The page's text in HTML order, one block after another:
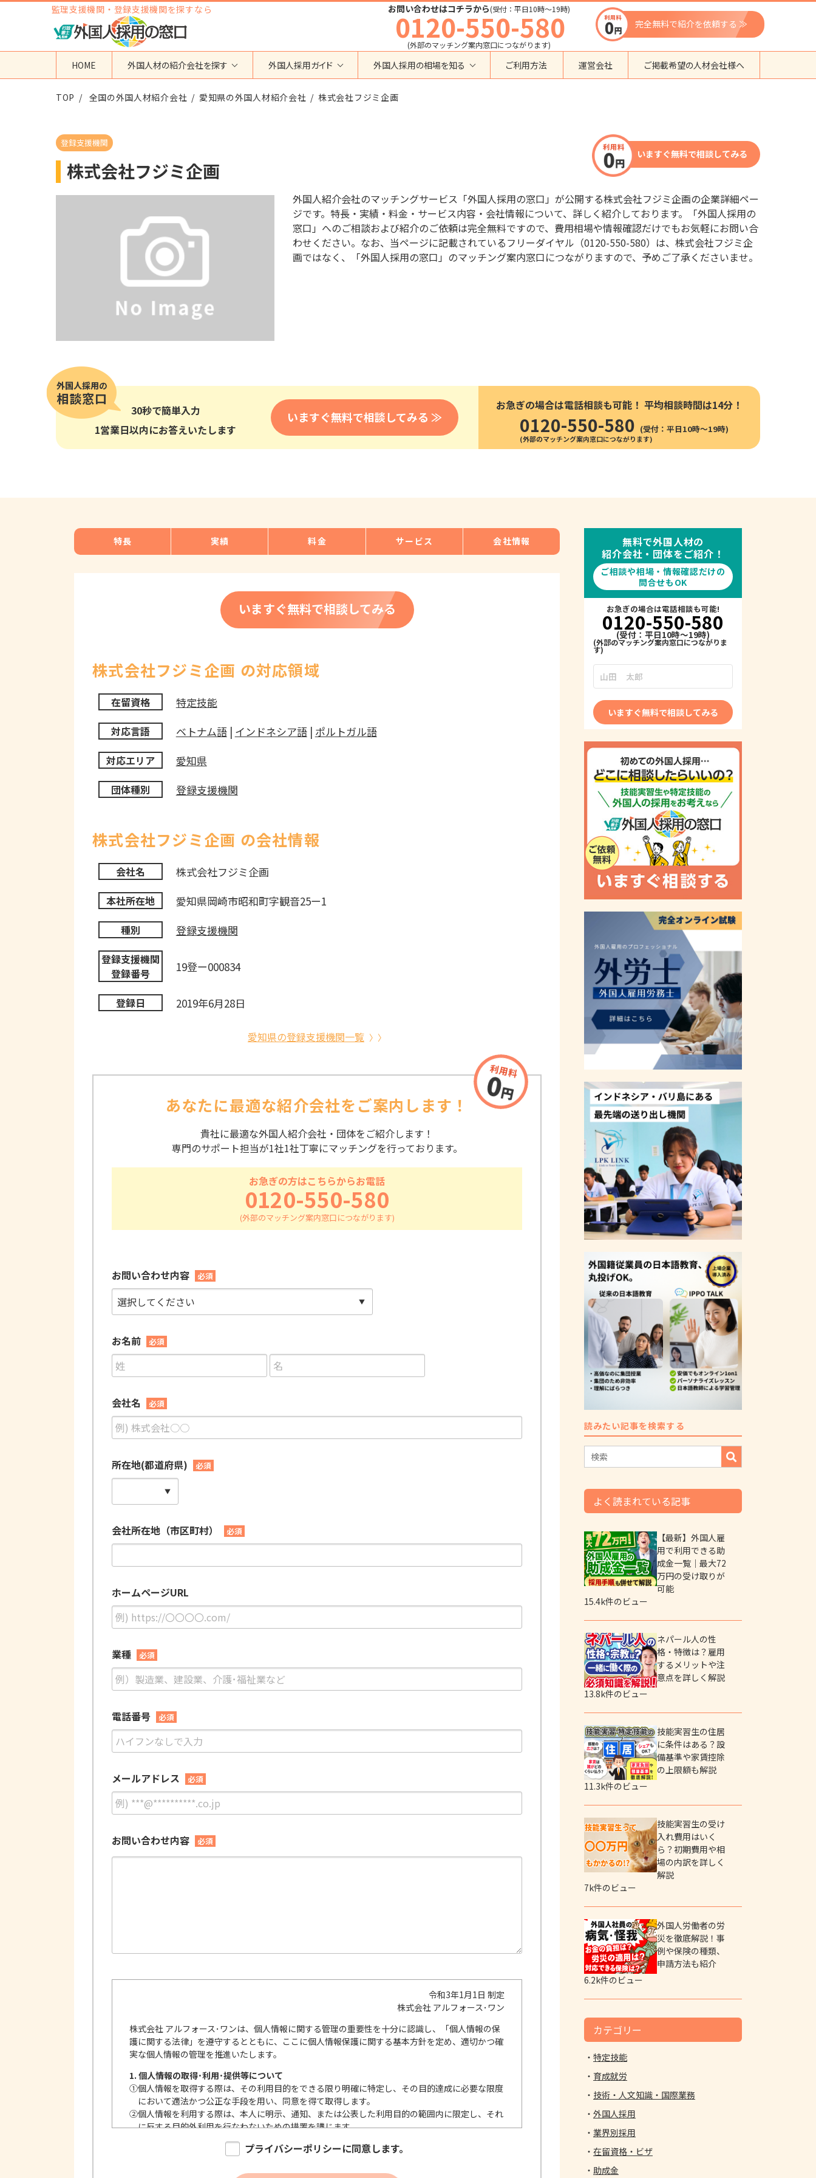
監理支援機関・登録支援機関を探すなら お問い合わせはコチラから(受付：平日10時〜19時)
0120-550-580
(外部のマッチング案内窓口につながります)
完全無料で紹介を依頼する ≫
HOME 外国人材の紹介会社を探す
地域から検索する
神奈川県
大阪府
その他の地域
国籍から検索する
ミャンマー
タイ
ネパール
中国
その他の国籍
在留資格から検索する
高度専門職
留学
インターンシップ
特定活動
介護
運送・ドライバー
自動車整備
宿泊
外食
農業
通訳・翻訳
IT
営業
貿易
登録支援機関
外国人紹介会社
外国人派遣会社
行政書士事務所
送り出し機関
外国人採用ガイド
特定技能
在留資格・ビザ
教育・研修
採用市場
調査・プレスリリース
お役立ち資料
外国人採用の相場を知る
育成就労外国人の受け入れ相場
ご利用方法 運営会社 ご掲載希望の人材会社様へ
TOP 全国の外国人材紹介会社 愛知県の外国人材紹介会社 株式会社フジミ企画
登録支援機関
株式会社フジミ企画
いますぐ無料で相談してみる
外国人紹介会社のマッチングサービス「外国人採用の窓口」が公開する株式会社フジミ企画の企業詳細ペー
ジです。特長・実績・料金・サービス内容・会社情報について、詳しく紹介しております。「外国人採用の
窓口」へのご相談および紹介のご依頼は完全無料ですので、費用相場や情報確認だけでもお気軽にお問い合
わせください。なお、当ページに記載されているフリーダイヤル（0120-550-580）は、株式会社フジミ企
画ではなく、「外国人採用の窓口」のマッチング案内窓口につながりますので、予めご了承くださいませ。
30秒で簡単入力
1営業日以内にお答えいたします
いますぐ無料で相談してみる ≫
お急ぎの場合は電話相談も可能！ 平均相談時間は14分！
0120-550-580 (受付：平日10時〜19時)
特長 実績 料金 サービス 会社情報
いますぐ無料で相談してみる
株式会社フジミ企画 の対応領域
在留資格 特定技能
対応言語 ベトナム語| インドネシア語| ポルトガル語
対応エリア 愛知県
団体種別 登録支援機関
株式会社フジミ企画 の会社情報
会社名 株式会社フジミ企画
本社所在地 愛知県岡崎市昭和町字観音25ー1
種別 登録支援機関
登録支援機関
登録番号
19登ー000834
登録日 2019年6月28日
愛知県の登録支援機関一覧
あなたに最適な紹介会社をご案内します！
貴社に最適な外国人紹介会社・団体をご紹介します！
専門のサポート担当が1社1社丁寧にマッチングを行っております。
お急ぎの方はこちらからお電話
0120-550-580
お問い合わせ内容 必須
お名前 必須
会社名 必須
所在地(都道府県) 必須
会社所在地（市区町村） 必須
ホームページURL
業種 必須
電話番号 必須
メールアドレス 必須
お問い合わせ内容 必須
令和3年1月1日 制定
株式会社 アルフォース･ワン
株式会社 アルフォース･ワンは、個人情報に関する管理の重要性を十分に認識し、「個人情報の保
護に関する法律」を遵守するとともに、ここに個人情報保護に関する基本方針を定め、適切かつ確
実な個人情報の管理を推進いたします。
1. 個人情報の取得･利用･提供等について
①個人情報を取得する際は、その利用目的をできる限り明確に特定し、その目的達成に必要な限度
において適法かつ公正な手段を用い、同意を得て取得します。
②個人情報を利用する際は、本人に明示、通知、または公表した利用目的の範囲内に限定し、それ
に反する目的外利用を行なわないための措置を講じます。
個人情報を第三者に提供またはその取扱いを委託する際は、本人が同意を与えた利用目的の範囲
内で、適法にこれを行います。プライバシーポリシーに同意します。
無料で外国人材の
紹介会社・団体をご紹介！
ご相談や相場・情報確認だけの
問合せもOK
お急ぎの場合は電話相談も可能!
0120-550-580
(受付：平日10時～19時)
いますぐ無料で相談してみる
読みたい記事を検索する
よく読まれている記事
【最新】外国人雇
用で利用できる助
成金一覧｜最大72
万円の受け取りが
可能
15.4k件のビュー
ネパール人の性
格・特徴は？雇用
するメリットや注
意点を詳しく解説
13.8k件のビュー
技能実習生の住居
に条件はある？設
備基準や家賃控除
の上限額も解説
11.3k件のビュー
技能実習生の受け
入れ費用はいく
ら？初期費用や相
場の内訳を詳しく
解説
7k件のビュー
外国人労働者の労
災を徹底解説！事
例や保険の種類、
申請方法も紹介
6.2k件のビュー
カテゴリー
特定技能
育成就労
技術・人文知識・国際業務
外国人採用
業界別採用
在留資格・ビザ
助成金